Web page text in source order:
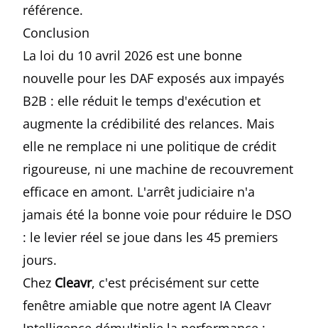
référence.
Conclusion
La loi du 10 avril 2026 est une bonne
nouvelle pour les DAF exposés aux impayés
B2B : elle réduit le temps d'exécution et
augmente la crédibilité des relances. Mais
elle ne remplace ni une politique de crédit
rigoureuse, ni une machine de recouvrement
efficace en amont. L'arrêt judiciaire n'a
jamais été la bonne voie pour réduire le DSO
: le levier réel se joue dans les 45 premiers
jours.
Chez Cleavr, c'est précisément sur cette
fenêtre amiable que notre agent IA Cleavr